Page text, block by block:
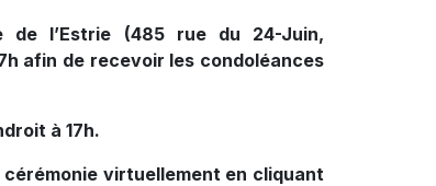
l’Estrie (485 rue du 24-Juin,
afin de recevoir les condoléances
à 17h.
virtuellement en cliquant